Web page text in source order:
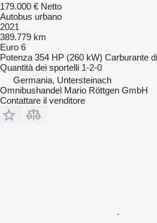
179.000 € Netto
Autobus urbano
2021
389.779 km
Euro 6
Potenza 354 HP (260 kW) Carburante
Quantità dei sportelli 1-2-0
Germania, Untersteinach
Omnibushandel Mario Röttgen GmbH
Contattare il venditore